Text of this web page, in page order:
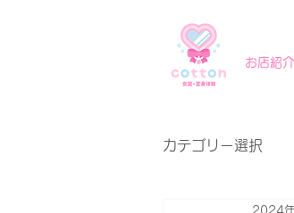
お店紹
カテゴリー選択
2024